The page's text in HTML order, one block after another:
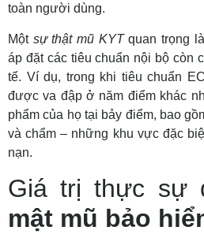
toàn người dùng.
Một sự thật mũ KYTquan trọng
áp đặt các tiêu chuẩn nội bộ còn
tế. Ví dụ, trong khi tiêu chuẩn
được va đập ở năm điểm khác
phẩm của họ tại bảy điểm, bao
và chẩm – những khu vực đặc
nạn.
Giá trị thực sự
mật mũ bảo